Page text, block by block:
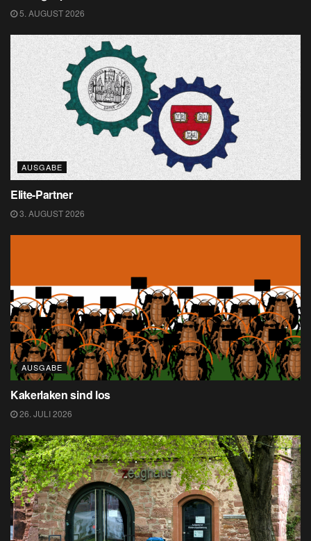
5. AUGUST 2026
AUSGABE
Elite-Partner
3. AUGUST 2026
AUSGABE
Kakerlaken sind los
26. JULI 2026